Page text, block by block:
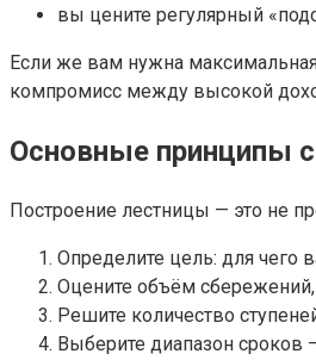
вы цените регулярный
Если же вам нужна
компромисс между высокой
Основные принципы
Построение лестницы — это не
Определите цель: для чего
Оцените объём
Решите количество
Выберите диапазон сроков